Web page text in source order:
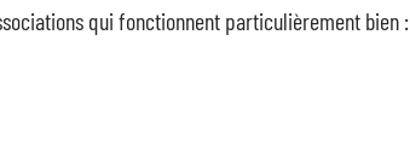
qui fonctionnent particulièrement bien :